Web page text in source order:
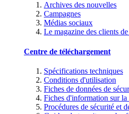
Archives des nouvelles
Campagnes
Médias sociaux
Le magazine des clients
Centre de téléchargement
Spécifications techniques
Conditions d'utilisation
Fiches de données de
Fiches d'information sur la
Procédures de sécurité et